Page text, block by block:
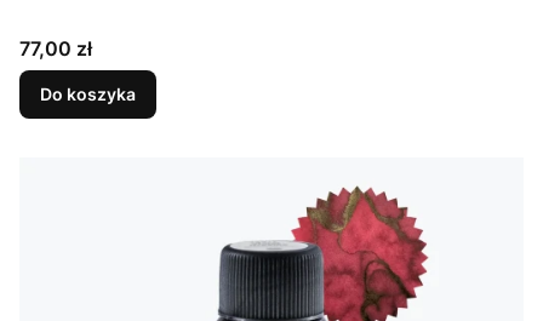
Cena
77,00 zł
Do koszyka